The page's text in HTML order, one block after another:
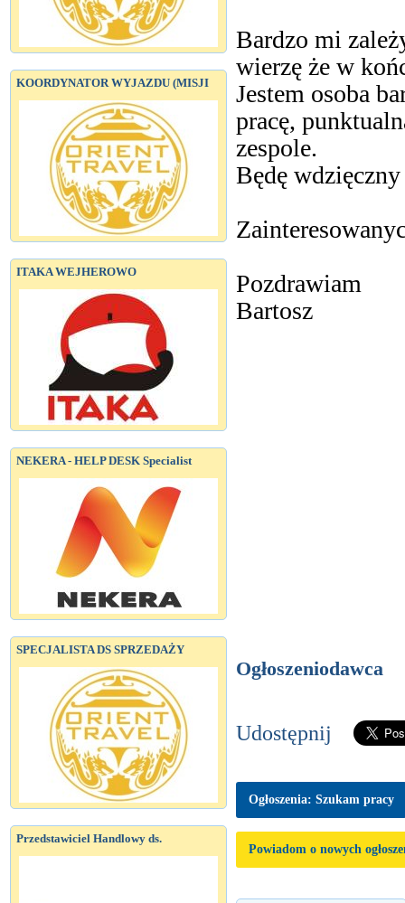
KOORDYNATOR WYJAZDU (MISJI
ITAKA WEJHEROWO
NEKERA - HELP DESK Specialist
SPECJALISTA DS SPRZEDAŻY
Przedstawiciel Handlowy ds.
Bardzo mi
wierzę że w
Jestem osoba
pracę,
zespole.
Będę wdzięczny
Pozdrawiam
Bartosz
Ogłoszeniodawca
Udostępnij
Ogłoszenia: Szukam pracy
Powiadom o nowych